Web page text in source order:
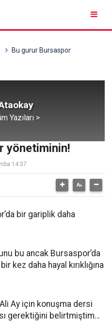
Bu gurur Bursaspor
Yazıları >
yönetiminin!
14:57
bir gariplik daha
bu ancak Bursaspor’da
kez daha hayal kırıklığına
Ay için konuşma dersi
gerektiğini belirtmiştim…